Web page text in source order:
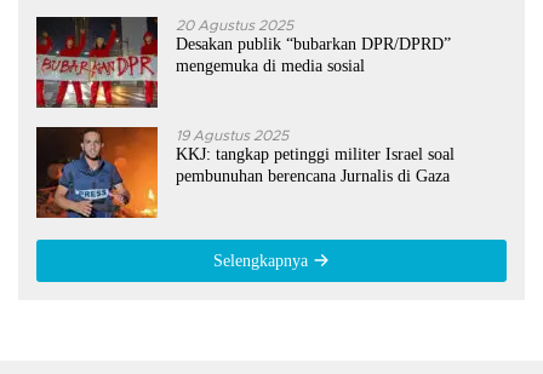
20 Agustus 2025
Desakan publik “bubarkan DPR/DPRD”
mengemuka di media sosial
19 Agustus 2025
KKJ: tangkap petinggi militer Israel soal
pembunuhan berencana Jurnalis di Gaza
Selengkapnya